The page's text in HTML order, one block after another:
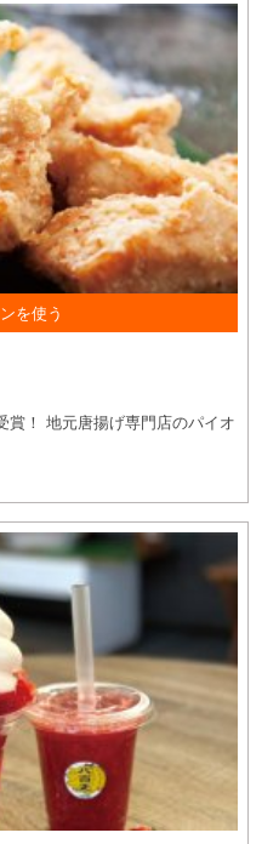
より5％OFF ※他券・他サー
賞！ 地元唐揚げ専門店のパイオ